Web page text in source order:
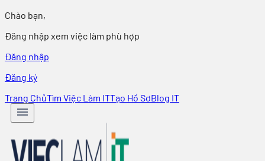
Chào bạn,
Đăng nhập xem việc làm phù hợp
Đăng nhập
Đăng ký
Trang ChủTìm Việc Làm ITTạo Hồ SơBlog IT